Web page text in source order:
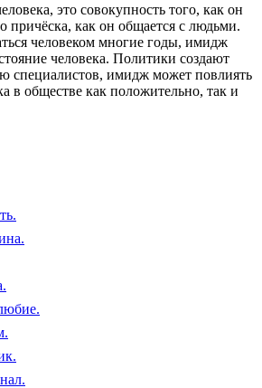
это совокупность того, как он
причёска, как он общается с людьми.
человеком многие годы, имидж
человека. Политики создают
специалистов, имидж может повлиять
в обществе как положительно, так и